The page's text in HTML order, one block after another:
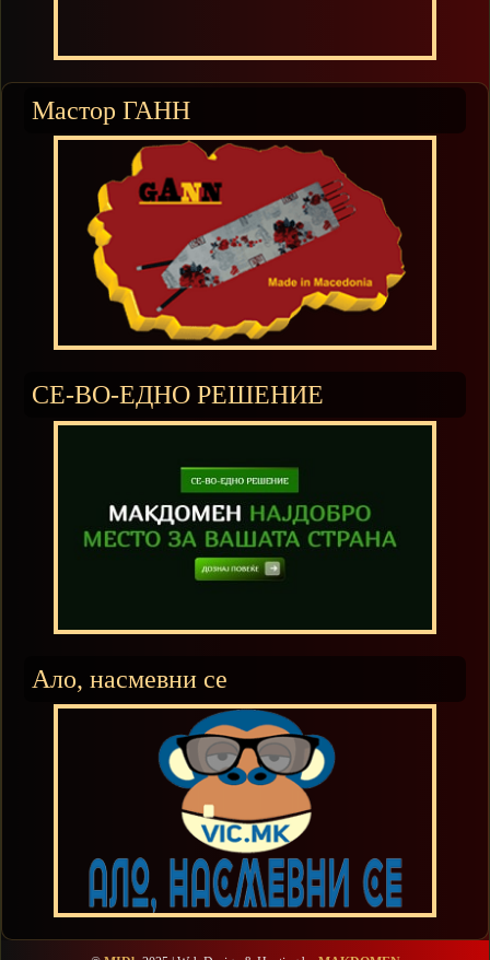
Мастор ГАНН
СЕ-ВО-ЕДНО РЕШЕНИЕ
Ало, насмевни се